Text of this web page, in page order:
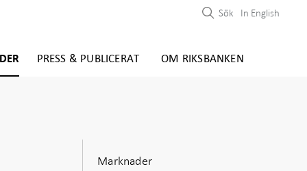
PRESS & PUBLICERAT OM RIKSBANKEN
Sök In English
Marknader